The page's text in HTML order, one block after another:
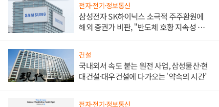
전자·전기·정보통신
삼성전자 SK하이닉스 소극적 주주환원에
해외 증권가 비판, "반도체 호황 지속성 의
건설
국내외서 속도 붙는 원전 사업, 삼성물산·현
대건설·대우건설에 다가오는 '약속의 시간'
전자·전기·정보통신